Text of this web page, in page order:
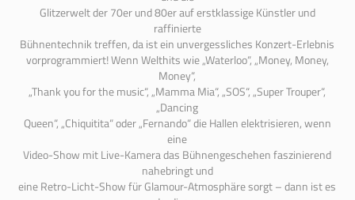
Glitzerwelt der 70er und 80er auf erstklassige Künstler und
raffinierte
Bühnentechnik treffen, da ist ein unvergessliches Konzert-Erlebnis
vorprogrammiert! Wenn Welthits wie „Waterloo“, „Money, Money,
Money“,
„Thank you for the music“, „Mamma Mia“, „SOS“, „Super Trouper“,
„Dancing
Queen“, „Chiquitita“ oder „Fernando“ die Hallen elektrisieren, wenn
eine
Video-Show mit Live-Kamera das Bühnengeschehen faszinierend
nahebringt und
eine Retro-Licht-Show für Glamour-Atmosphäre sorgt – dann ist es